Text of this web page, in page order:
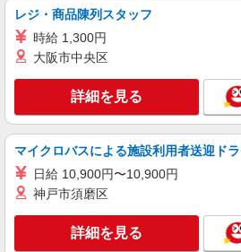
金沢文庫駅＊医療現
い高時給◎研修あり
時給1600円〜
横浜市金沢区 金
キープ
職業紹介
株式会社kotrio /●YK-S-2022961
能見台駅＊病院の
経験不問・資格不問
時給1550円〜
レジ・商品陳列スタッフ
時給 1,300円
大阪市中央区
詳細を見る
マイクロバスによる施設利用者送迎ド
日給 10,900円〜10,900円
神戸市須磨区
詳細を見る